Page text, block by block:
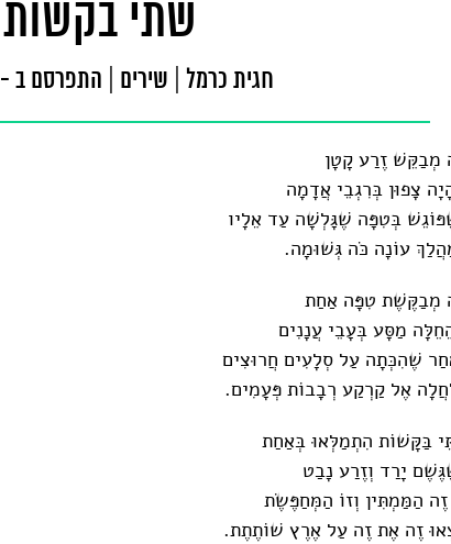
שתי בקשות
חגית כרמל שירים התפרסם ב - 11.02.21
מְבַקֵּשׁ זֶרַע קָטָן
צָפוּן בְּרִגְבֵי אֲדָמָה
בְּטִפָּה שֶׁגָּלְשָׁה עַד אֵלָיו
עוֹנָה כֹּה גְּשׁוּמָה.
מְבַקֶּשֶׁת טִפָּה אַחַת
מַסָּע בְּעָבֵי עֲנָנִים
שֶׁהִכְּתָה עַל סְלָעִים חֲרוּצִים
אֶל קַרְקַע רְבָבוֹת פְּעָמִים.
בַּקָּשׁוֹת הִתְמַלְּאוּ בְּאַחַת
יָרַד וְזֶרַע נָבַט
זֶה הַמַּמְתִּין וְזוֹ הַמְּחַפֶּשֶׂת
זֶה אֶת זֶה עַל אֶרֶץ שׁוֹתֶתֶת.